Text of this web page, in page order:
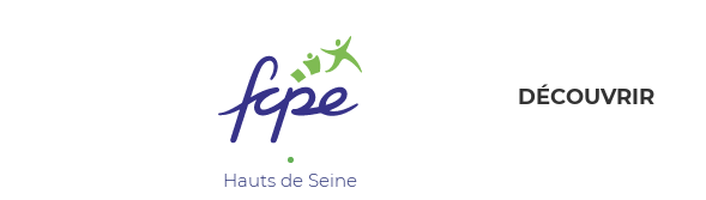
Hauts de Seine
DÉCOUVRIR